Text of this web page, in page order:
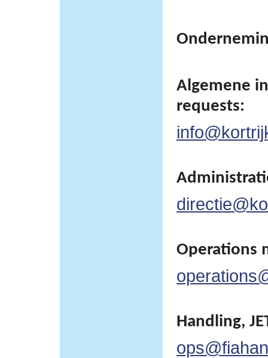
Algemene
requests:
Operations
Handling,